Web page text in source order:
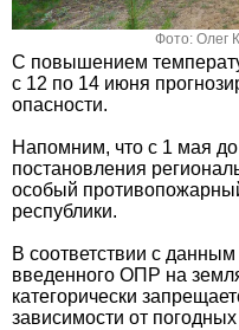
Фото: Олег
С повышением
с 12 по 14 июня
опасности.
Напомним, что с 1 мая
постановления
особый
республики.
В соответствии с
введенного ОПР на
категорически
зависимости от